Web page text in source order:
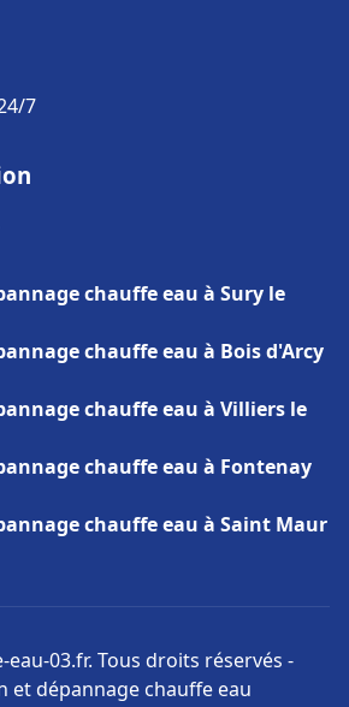
7
chauffe eau à Sury le
chauffe eau à Bois d'Arcy
chauffe eau à Villiers le
chauffe eau à Fontenay
chauffe eau à Saint Maur
03.fr. Tous droits réservés -
et dépannage chauffe eau